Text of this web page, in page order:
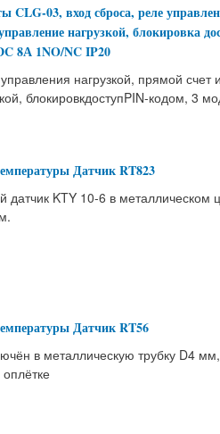
CLG-03, вход сброса, реле
нагрузкой, блокировка
8А 1NO/NC IP20
нагрузкой, прямой счет
блокировкдоступPIN-кодом, 3
Датчик RT823
датчик KTY 10-6 в
Датчик RT56
в металлическую трубку D4